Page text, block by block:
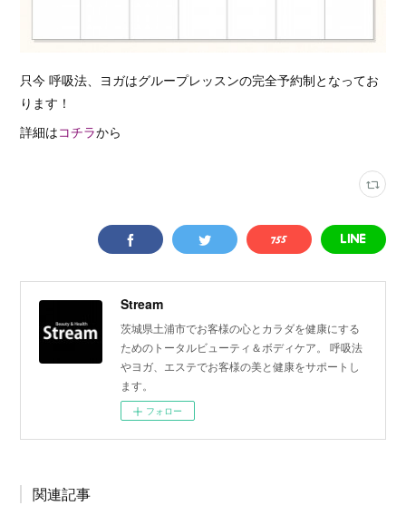
只今 呼吸法、ヨガはグループレッスンの完全予約制となってお
ります！
詳細はコチラから
Stream
茨城県土浦市でお客様の心とカラダを健康にする
ためのトータルビューティ＆ボディケア。 呼吸法
やヨガ、エステでお客様の美と健康をサポートし
ます。
フォロー
関連記事